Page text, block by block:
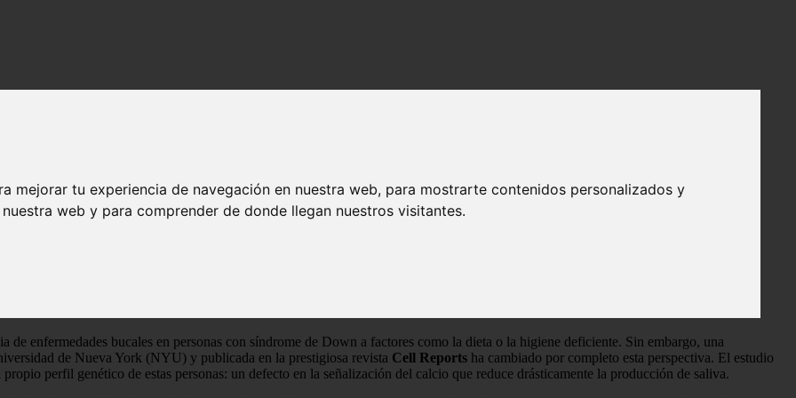
mejorar tu experiencia de navegación en nuestra web, para mostrarte contenidos personalizados y
web y para comprender de donde llegan nuestros visitantes.
problemas dentales en el síndrome de Down
de los problemas dentales en el síndrome de Down
enfermedades bucales en personas con síndrome de Down a factores como la dieta o la higiene deficiente. Sin embargo, una
de Nueva York (NYU) y publicada en la prestigiosa revista Cell Reports ha cambiado por completo esta perspectiva. El estudio
perfil genético de estas personas: un defecto en la señalización del calcio que reduce drásticamente la producción de saliva.